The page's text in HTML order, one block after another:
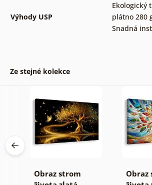
Výhody USP
Ekologický
plátno 280
Snadná
Ze stejné kolekce
Obraz strom
Obraz